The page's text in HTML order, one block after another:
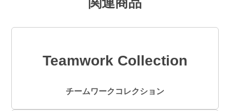
Teamwork Collection
チームワークコレクション